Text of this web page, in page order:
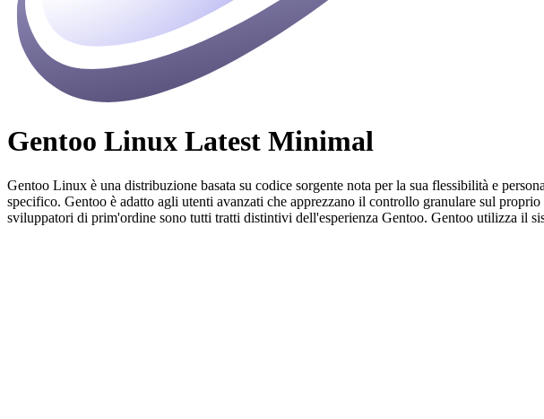
Gentoo Linux Latest Minimal
Gentoo Linux è una distribuzione basata su codice sorgente nota per la sua flessibilità e
specifico. Gentoo è adatto agli utenti avanzati che apprezzano il controllo granulare sul
sviluppatori di prim'ordine sono tutti tratti distintivi dell'esperienza Gentoo. Gentoo utilizza il